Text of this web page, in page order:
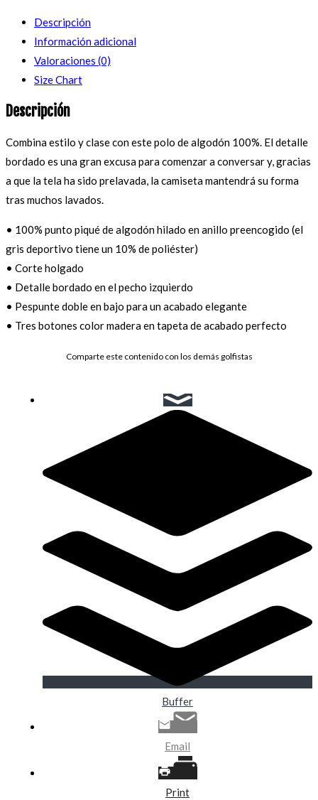
Descripción
Información adicional
Valoraciones (0)
Size Chart
Descripción
Combina estilo y clase con este polo de algodón 100%. El detalle
bordado es una gran excusa para comenzar a conversar y, gracias
a que la tela ha sido prelavada, la camiseta mantendrá su forma
tras muchos lavados.
• 100% punto piqué de algodón hilado en anillo preencogido (el
gris deportivo tiene un 10% de poliéster)
• Corte holgado
• Detalle bordado en el pecho izquierdo
• Pespunte doble en bajo para un acabado elegante
• Tres botones color madera en tapeta de acabado perfecto
Comparte este contenido con los demás golfistas
Buffer
Email
Print